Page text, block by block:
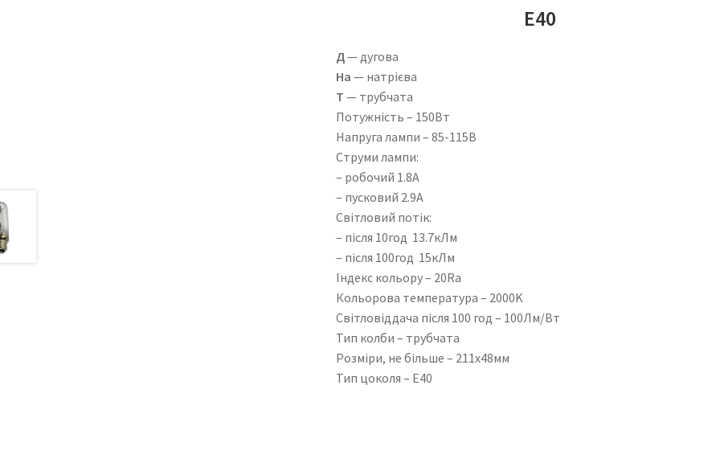
Е40
Д— дугова
На — натрієва
Т — трубчата
Потужність – 150Вт
Напруга лампи – 85-115В
Струми лампи:
– робочий 1.8А
– пусковий 2.9А
Світловий потік:
– після 10год 13.7кЛм
– після 100год 15кЛм
Індекс кольору – 20Ra
Кольорова температура – 2000K
Світловіддача після 100 год – 100Лм/Вт
Тип колби – трубчата
Розміри, не більше – 211х48мм
Тип цоколя – Е40